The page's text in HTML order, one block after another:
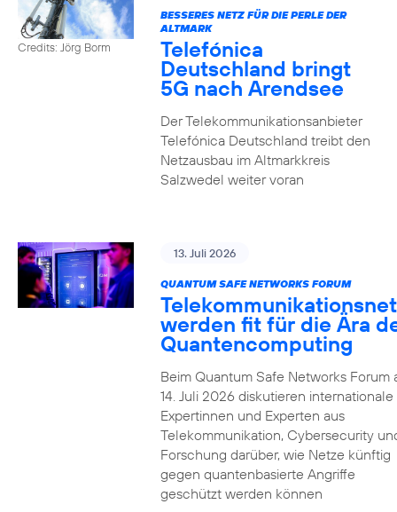
Credits: Jörg Borm
BESSERES NETZ FÜR DIE PERLE DER
ALTMARK
Telefónica
Deutschland bringt
5G nach Arendsee
Der Telekommunikationsanbieter
Telefónica Deutschland treibt den
Netzausbau im Altmarkkreis
Salzwedel weiter voran
13. Juli 2026
QUANTUM SAFE NETWORKS FORUM
werden fit für die Ära
Quantencomputing
Beim Quantum Safe Networks Forum
14. Juli 2026 diskutieren internationale
Expertinnen und Experten aus
Telekommunikation, Cybersecurity
Forschung darüber, wie Netze künftig
gegen quantenbasierte Angriffe
geschützt werden können